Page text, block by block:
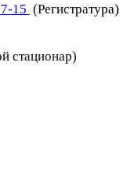
15 (Регистратура)
стационар)